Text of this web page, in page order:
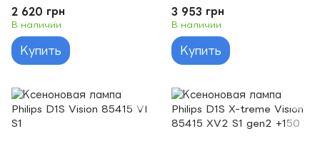
XV C1
2 620 грн
В наличии
Купить
XV2 S1
3 953 грн
В наличии
Купить